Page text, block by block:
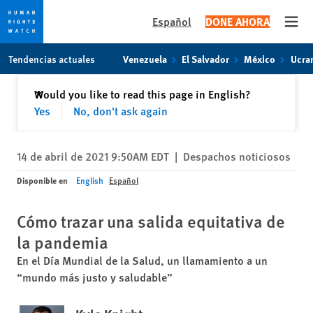
content
Español DONE AHORA
Tendencias actuales Venezuela El Salvador México
Would you like to read this page in English?
Yes
No, don't ask again
✕Cerrar
14 de abril de 2021 9:50AM EDT | Despachos noticiosos
Disponible en English Español
Cómo trazar una salida equitativa de
la pandemia
En el Día Mundial de la Salud, un llamamiento a un
“mundo más justo y saludable”